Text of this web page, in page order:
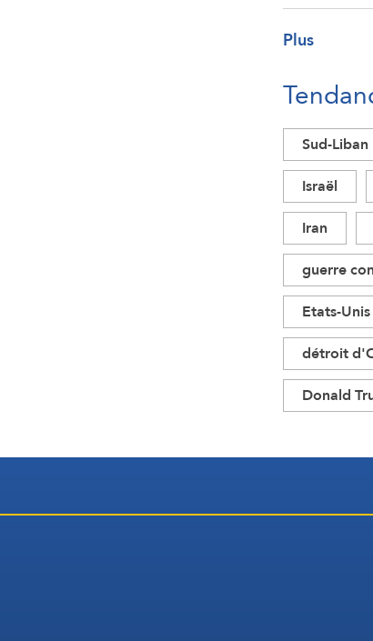
Plus
Sud-Liban
Israël
Iran
guerre
Etats-Unis
détroit
Donald